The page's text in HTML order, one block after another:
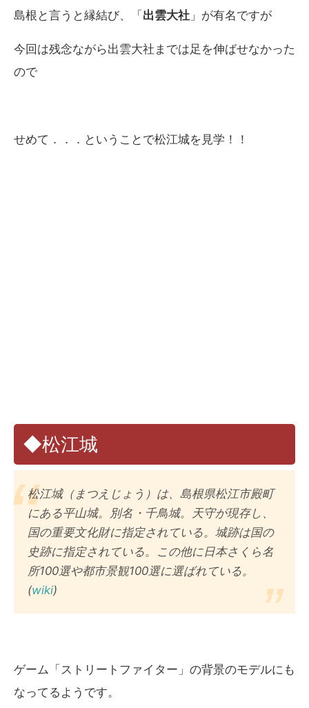
島根と言うと縁結び、「 出雲大社 」が有名ですが
今回は残念ながら出雲大社までは足を伸ばせなかった
ので
せめて．．．ということで松江城を見学！！
◆松江城
松江城（まつえじょう）は、島根県松江市殿町
にある平山城。別名・千鳥城。天守が現存し、
国の重要文化財に指定されている。城跡は国の
史跡に指定されている。この他に日本さくら名
所100選や都市景観100選に選ばれている。
(wiki)
ゲーム「ストリートファイター」の背景のモデルにも
なってるようです。